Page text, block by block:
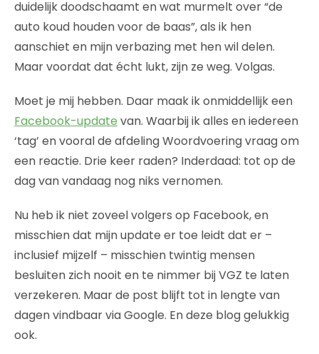
duidelijk doodschaamt en wat murmelt over “de
auto koud houden voor de baas”, als ik hen
aanschiet en mijn verbazing met hen wil delen.
Maar voordat dat écht lukt, zijn ze weg. Volgas.
Moet je mij hebben. Daar maak ik onmiddellijk een
Facebook-update van. Waarbij ik alles en iedereen
‘tag’ en vooral de afdeling Woordvoering vraag om
een reactie. Drie keer raden? Inderdaad: tot op de
dag van vandaag nog niks vernomen.
Nu heb ik niet zoveel volgers op Facebook, en
misschien dat mijn update er toe leidt dat er –
inclusief mijzelf – misschien twintig mensen
besluiten zich nooit en te nimmer bij VGZ te laten
verzekeren. Maar de post blijft tot in lengte van
dagen vindbaar via Google. En deze blog gelukkig
ook.